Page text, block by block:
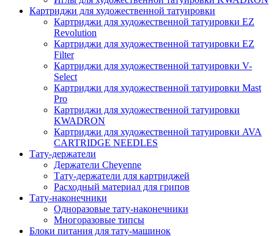
Картриджи для художественной татуировки
Картриджи для художественной татуировки EZ
Revolution
Картриджи для художественной татуировки EZ
Filter
Картриджи для художественной татуировки V-
Select
Картриджи для художественной татуировки Mast
Pro
Картриджи для художественной татуировки
KWADRON
Картриджи для художественной татуировки AVA
CARTRIDGE NEEDLES
Тату-держатели
Держатели Cheyenne
Тату-держатели для картриджей
Расходный материал для грипов
Тату-наконечники
Одноразовые тату-наконечники
Многоразовые типсы
Блоки питания для тату-машинок